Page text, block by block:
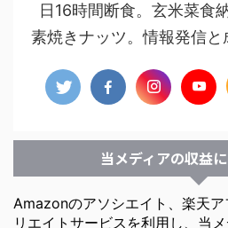
日16時間断食。玄米菜食
素焼きナッツ。情報発信と
当メディアの収益
Amazonのアソシエイト、楽天
リエイトサービスを利用し、当